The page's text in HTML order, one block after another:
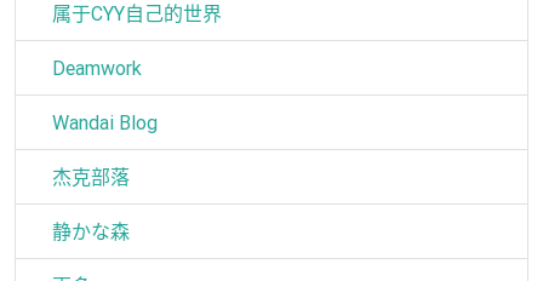
属于CYY自己的世界
Deamwork
Wandai Blog
杰克部落
静かな森